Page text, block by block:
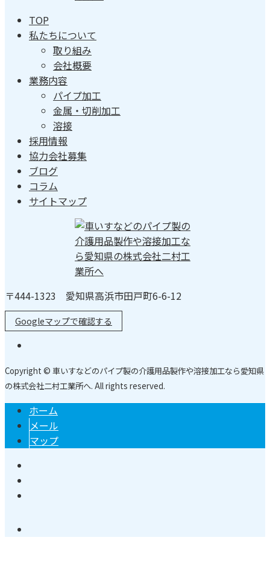
TOP
私たちについて
取り組み
会社概要
業務内容
パイプ加工
金属・切削加工
溶接
採用情報
協力会社募集
ブログ
コラム
サイトマップ
〒444-1323 愛知県高浜市田戸町6-6-12
Googleマップで確認する
Copyright © 車いすなどのパイプ製の介護用品製作や溶接加工なら愛知県
の株式会社二村工業所へ. All rights reserved.
ホーム
メール
マップ